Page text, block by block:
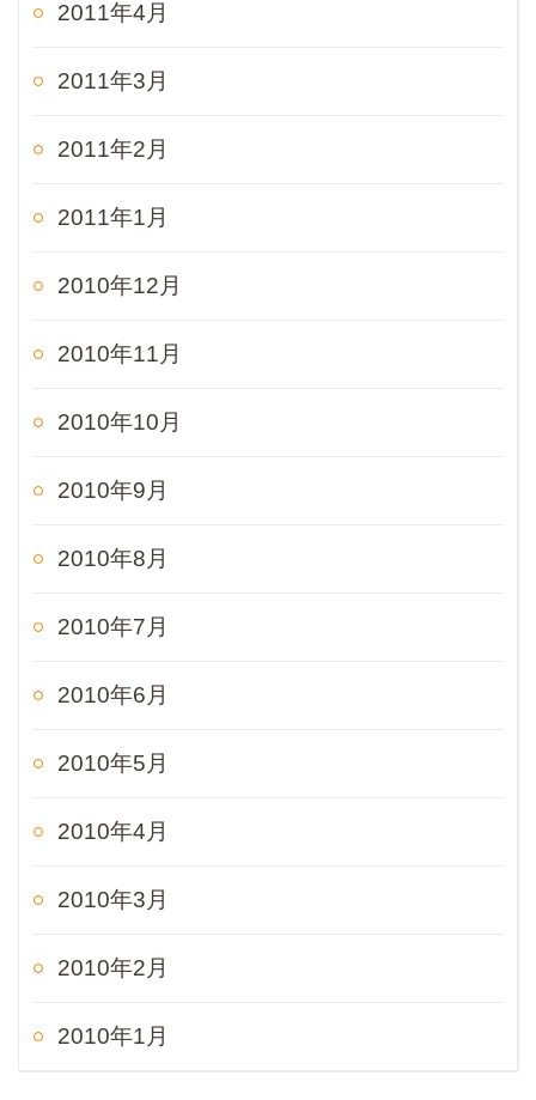
2011年4月
2011年3月
2011年2月
2011年1月
2010年12月
2010年11月
2010年10月
2010年9月
2010年8月
2010年7月
2010年6月
2010年5月
2010年4月
2010年3月
2010年2月
2010年1月